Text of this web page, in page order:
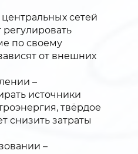
сетей
регулировать
по своему
от внешних
–
источники
твёрдое
снизить затраты
–